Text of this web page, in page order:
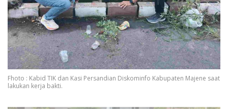
Fhoto : Kabid TIK dan Kasi Persandian Diskominfo Kabupaten Majene saat
lakukan kerja bakti.